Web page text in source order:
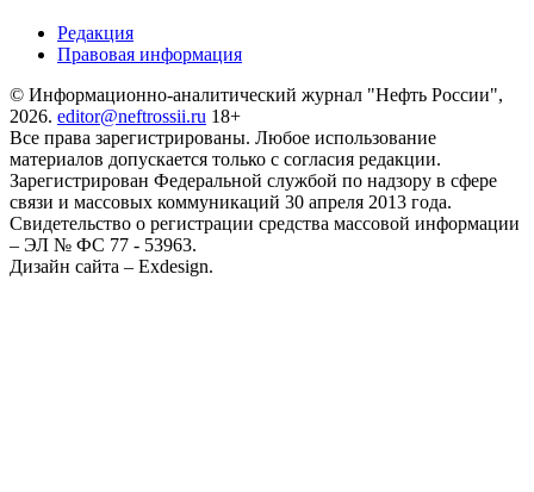
Редакция
Правовая информация
© Информационно-аналитический журнал "Нефть России",
2026. editor@neftrossii.ru 18+
Все права зарегистрированы. Любое использование
материалов допускается только с согласия редакции.
Зарегистрирован Федеральной службой по надзору в сфере
связи и массовых коммуникаций 30 апреля 2013 года.
Свидетельство о регистрации средства массовой информации
– ЭЛ № ФС 77 - 53963.
Дизайн сайта – Exdesign.